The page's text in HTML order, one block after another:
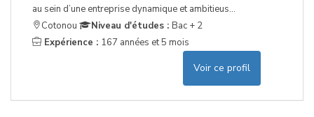
au sein d’une entreprise dynamique et ambitieus...
Cotonou
Niveau d'études : Bac + 2
Expérience : 167 années et 5 mois
Voir ce profil